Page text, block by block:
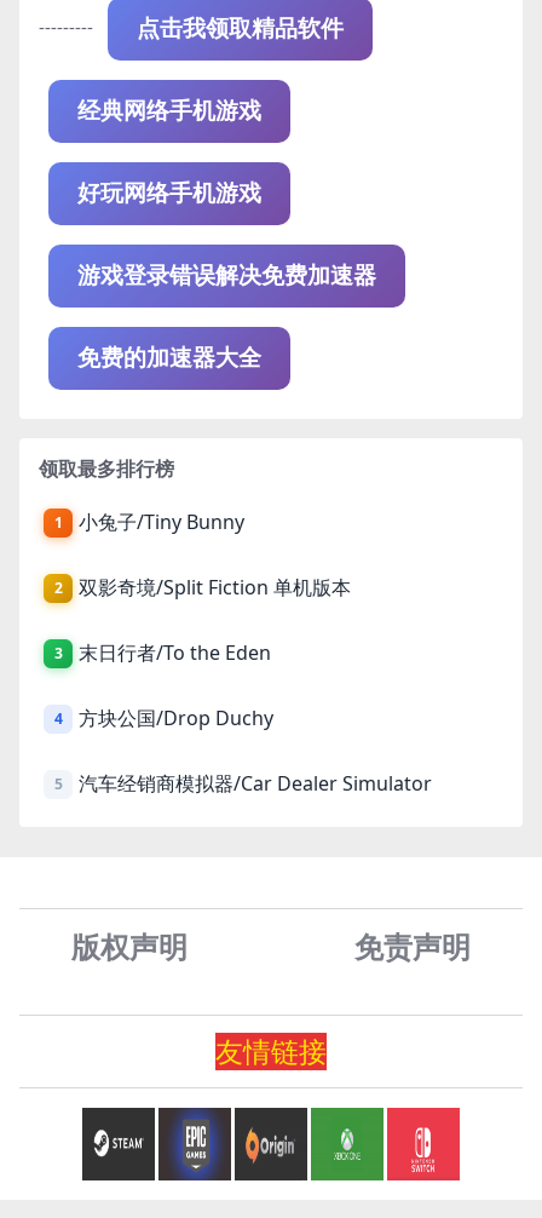
--------- 点击我领取精品软件
经典网络手机游戏
好玩网络手机游戏
游戏登录错误解决免费加速器
免费的加速器大全
领取最多排行榜
1 小兔子/Tiny Bunny
2 双影奇境/Split Fiction 单机版本
3 末日行者/To the Eden
4 方块公国/Drop Duchy
5 汽车经销商模拟器/Car Dealer Simulator
版权声明 免责声明
友情链接